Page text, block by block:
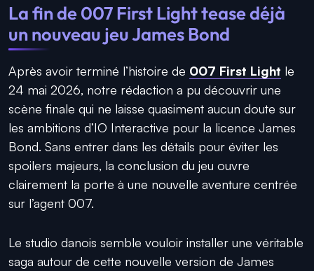
La fin de 007 First Light tease déjà
un nouveau jeu James Bond
Après avoir terminé l’histoire de 007 First Light le
24 mai 2026, notre rédaction a pu découvrir une
scène finale qui ne laisse quasiment aucun doute sur
les ambitions d’IO Interactive pour la licence James
Bond. Sans entrer dans les détails pour éviter les
spoilers majeurs, la conclusion du jeu ouvre
clairement la porte à une nouvelle aventure centrée
sur l’agent 007.
Le studio danois semble vouloir installer une véritable
saga autour de cette nouvelle version de James